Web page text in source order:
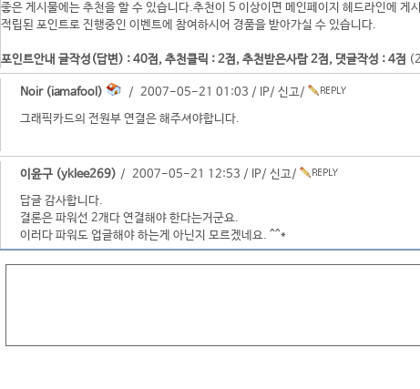
좋은 게시물에는 추천을 할 수 있습니다.추천이 5 이상이면 메인페이지 헤드라인에 게
적립된 포인트로 진행중인 이벤트에 참여하시어 경품을 받아가실 수 있습니다.
포인트안내 글작성(답변) : 40점, 추천클릭 : 2점, 추천받은사람 2점, 댓글작성 : 4점
Noir (iamafool) / 2007-05-21 01:03 / IP/ 신고/
그래픽카드의 전원부 연결은 해주셔야합니다.
이윤구 (yklee269) / 2007-05-21 12:53 / IP/ 신고/
답글 감사합니다.
결론은 파워선 2개다 연결해야 한다는거군요.
이러다 파워도 업글해야 하는게 아닌지 모르겠네요. ^^*